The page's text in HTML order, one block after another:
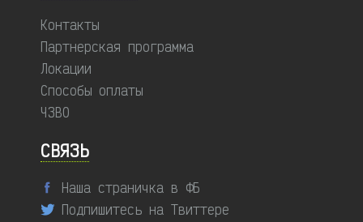
Контакты
Партнерская программа
Локации
Способы оплаты
ЧЗВО
СВЯЗЬ
Наша страничка в ФБ
Подпишитесь на Твиттере